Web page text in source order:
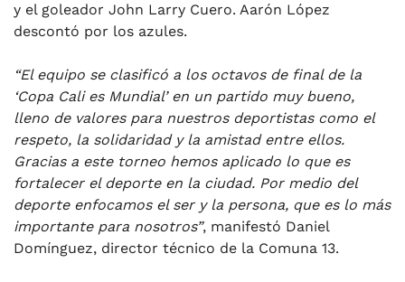
y el goleador John Larry Cuero. Aarón López
descontó por los azules.
“El equipo se clasificó a los octavos de final de la
‘Copa Cali es Mundial’ en un partido muy bueno,
lleno de valores para nuestros deportistas como el
respeto, la solidaridad y la amistad entre ellos.
Gracias a este torneo hemos aplicado lo que es
fortalecer el deporte en la ciudad. Por medio del
deporte enfocamos el ser y la persona, que es lo más
importante para nosotros”, manifestó Daniel
Domínguez, director técnico de la Comuna 13.